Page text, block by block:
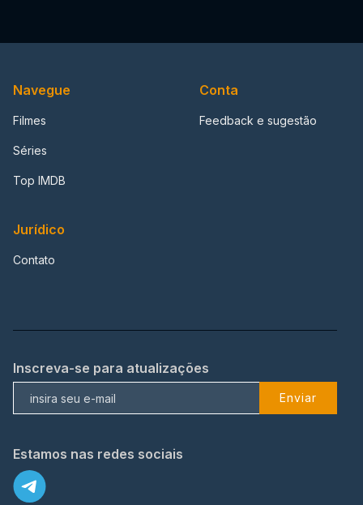
Navegue
Filmes
Séries
Top IMDB
Conta
Feedback e sugestão
Jurídico
Contato
Inscreva-se para atualizações
Enviar
Estamos nas redes sociais